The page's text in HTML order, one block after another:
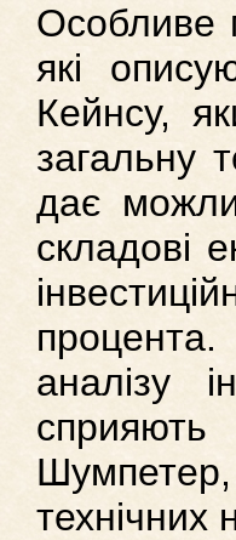
Особливе
які
Кейнсу,
загальну
дає
складові
аналізу
сприяють